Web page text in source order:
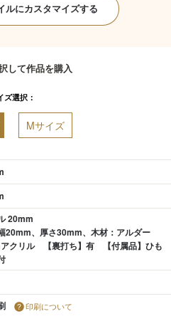
ルにカスタマイズする
して作品を購入
ズ選択：
Mサイズ
20mm
20mm、厚さ30mm、木材：アルダー
アクリル 【裏打ち】有 【付属品】ひも
印刷について